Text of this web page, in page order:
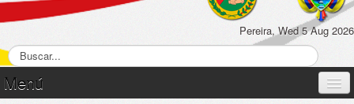
Pereira, Wed 5 Aug 2026
Menú